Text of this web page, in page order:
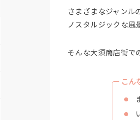
さまざまなジャンル
ノスタルジックな風
そんな大須商店街で
こん